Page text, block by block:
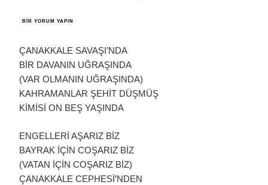
ÇANAKKALE
DAVANIN
UĞRAŞINDA
IÇIN
BIR YORUM YAPIN
ÇANAKKALE SAVAŞI’NDA
BİR DAVANIN UĞRAŞINDA
(VAR OLMANIN UĞRAŞINDA)
KAHRAMANLAR ŞEHİT DÜŞMÜŞ
KİMİSİ ON BEŞ YAŞINDA
ENGELLERİ AŞARIZ BİZ
BAYRAK İÇİN COŞARIZ BİZ
(VATAN İÇİN COŞARIZ BİZ)
ÇANAKKALE CEPHESİ’NDEN